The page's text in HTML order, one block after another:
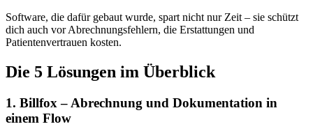
Software, die dafür gebaut wurde, spart nicht nur Zeit – sie schützt
dich auch vor Abrechnungsfehlern, die Erstattungen und
Patientenvertrauen kosten.
Die 5 Lösungen im Überblick
1. Billfox – Abrechnung und Dokumentation in
einem Flow